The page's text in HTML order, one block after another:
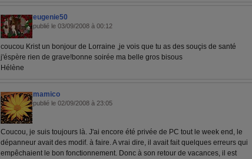
eugenie50
publié le 03/09/2008 à 00:12
coucou Krist un bonjour de Lorraine ,je vois que tu as des souçis de santé
j'éspère rien de grave!bonne soirée ma belle gros bisous
Hélène
mamico
publié le 02/09/2008 à 23:05
Coucou, je suis toujours là. J'ai encore été privée de PC tout le week end, le
dépanneur avait des modif. à faire. A vrai dire, il avait fait quelques erreurs qui
empêchaient le bon fonctionnement. Donc à son retour de vacances, il est